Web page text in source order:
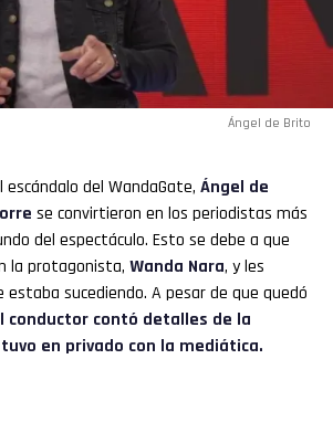
Ángel de Brito
del WandaGate, Ángel de
se convirtieron en los periodistas más
del espectáculo. Esto se debe a que
la protagonista, Wanda Nara, y les
sucediendo. A pesar de que quedó
conductor contó detalles de la
en privado con la mediática.